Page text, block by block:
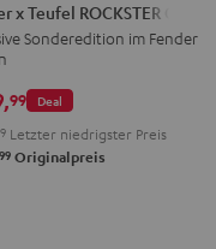
x Teufel ROCKSTER GO 2
Sonderedition im Fender
Deal
99
Letzter niedrigster Preis
99 Originalpreis